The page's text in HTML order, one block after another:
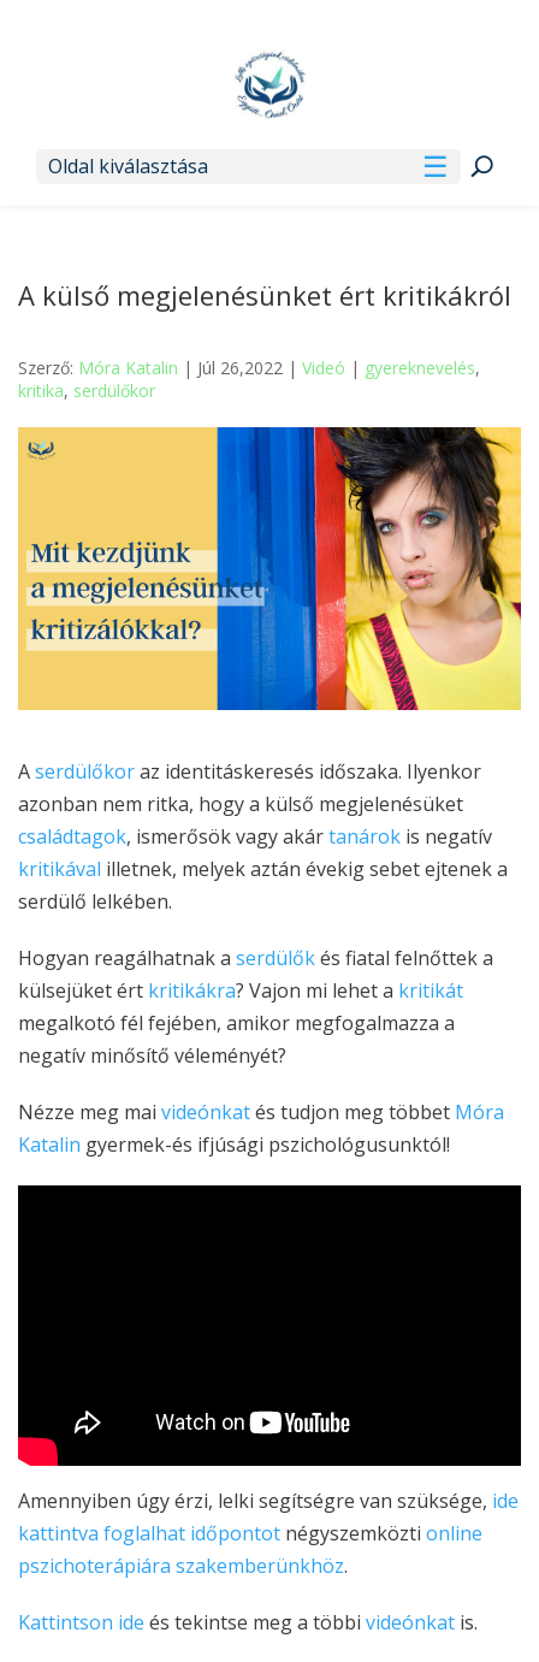
Oldal kiválasztása
A külső megjelenésünket ért kritikákról
Szerző: Móra Katalin | Júl 26,2022 | Videó | gyereknevelés,
kritika, serdülőkor
Aserdülőkoraz identitáskeresés időszaka. Ilyenkor
azonban nem ritka, hogy a külső megjelenésüket
családtagok, ismerősök vagy akártanárok is negatív
kritikával illetnek, melyek aztán évekig sebet ejtenek a
serdülő lelkében.
Hogyan reagálhatnak a serdülőkés fiatal felnőttek a
külsejüket ért kritikákra? Vajon mi lehet a kritikát
megalkotó fél fejében, amikor megfogalmazza a
negatív minősítő véleményét?
Nézze meg mai videónkatés tudjon meg többet Móra
Katalin gyermek-és ifjúsági pszichológusunktól!
Amennyiben úgy érzi, lelki segítségre van szüksége, ide
kattintva foglalhat időpontot négyszemközti online
pszichoterápiára szakemberünkhöz.
Kattintson ide és tekintse meg a többi videónkat is.